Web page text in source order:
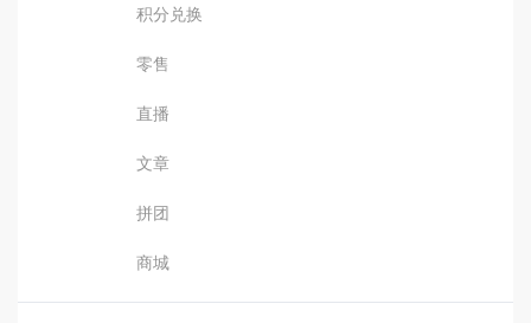
积分兑换
零售
直播
文章
拼团
商城